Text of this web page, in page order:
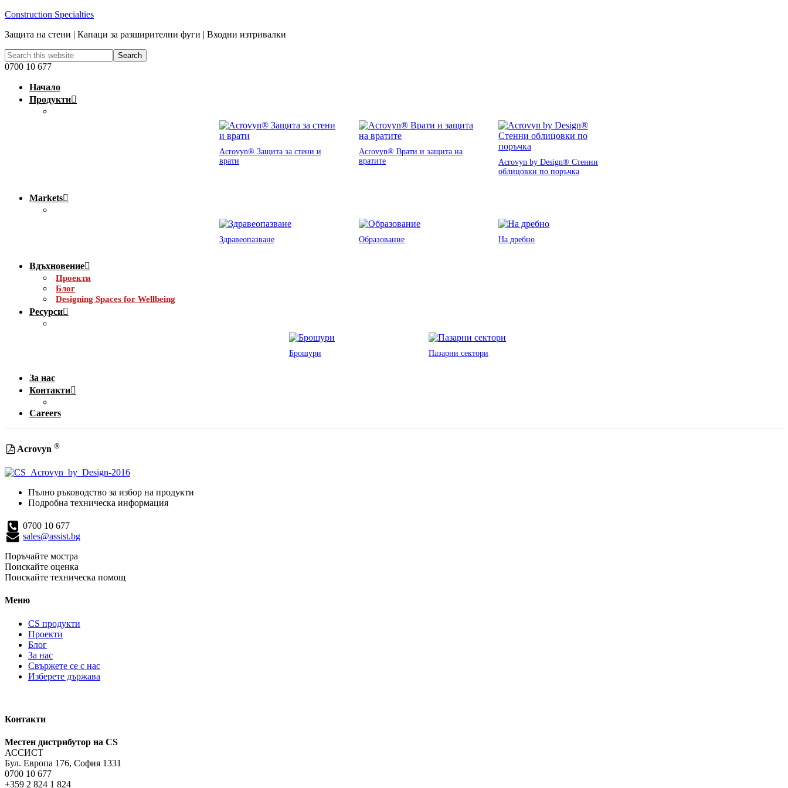
Construction Specialties
Защита на стени | Капаци за разширителни фуги | Входни изтривалки
0700 10 677
Начало
Продукти
Acrovyn® Защита за стени и
врати
Acrovyn® Врати и защита на
вратите
Acrovyn by Design® Стенни
облицовки по поръчка
Markets
Здравеопазване Образование На дребно
Вдъхновение
Проекти
Блог
Designing Spaces for Wellbeing
Ресурси
Брошури Пазарни сектори
За нас
Контакти
Careers
Acrovyn ®
Пълно ръководство за избор на продукти
Подробна техническа информация
0700 10 677
sales@assist.bg
Поръчайте мостра
Поискайте оценка
Поискайте техническа помощ
Меню
CS продукти
Проекти
Блог
За нас
Свържете се с нас
Изберете държава
Контакти
Местен дистрибутор на CS
АССИСТ
Бул. Европа 176, София 1331
0700 10 677
+359 2 824 1 824